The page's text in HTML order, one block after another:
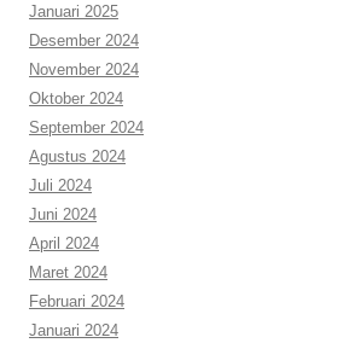
Januari 2025
Desember 2024
November 2024
Oktober 2024
September 2024
Agustus 2024
Juli 2024
Juni 2024
April 2024
Maret 2024
Februari 2024
Januari 2024